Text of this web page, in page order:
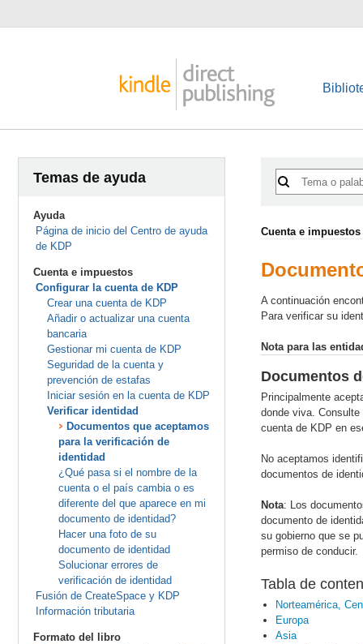
Temas de ayuda
Ayuda
Página de inicio del Centro de ayuda
de KDP
Cuenta e impuestos
Configurar la cuenta de KDP
Crear una cuenta de KDP
Añadir o actualizar una cuenta
bancaria
Gestionar mi cuenta de KDP
Seguridad de la cuenta y
prevención de estafas
Iniciar sesión en la cuenta de KDP
Verificar identidad
Documentos que aceptamos
para la verificación de
identidad
¿Qué pasa si el nombre de la
cuenta o el país cambia o es
diferente del que aparece en mi
documento de identidad?
Hacer una foto de su
documento de identidad
Solucionar errores de
verificación de identidad
Fusión de CreateSpace y KDP
Información tributaria
Formato del libro
Cuenta e impuestos
A continuación
Para verificar su
Nota para las
Documentos
Principalmente
donde viva.
cuenta de KDP en
No aceptamos
documentos de
Nota: Los
documento de
su gobierno que se
permiso de conducir.
Tabla de
Norteamérica,
Europa
Asia